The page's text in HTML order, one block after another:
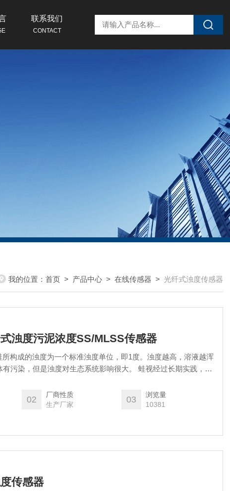
联系我们
CONTACT
我的位置： 首页 > 产品中心 > 在线传感器 > 光纤式浊度传感器
浊度污泥浓度SS/MLSS传感器
构成的浊度为一个标准浊度单位，即1度。浊度越高，溶液越浑
污染，但是浊度对生态系统影响很大。 蛙视经过长期实践，开
成90度的光进入光纤测定器，然后光电二极管对此进行测量。该
数值单位为NTU。
02
厂商性质
生产厂家
03
浏览量
10381
传感器